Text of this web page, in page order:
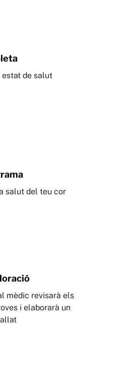
estat de salut
salut del teu cor
mèdic revisarà els
i elaborarà un